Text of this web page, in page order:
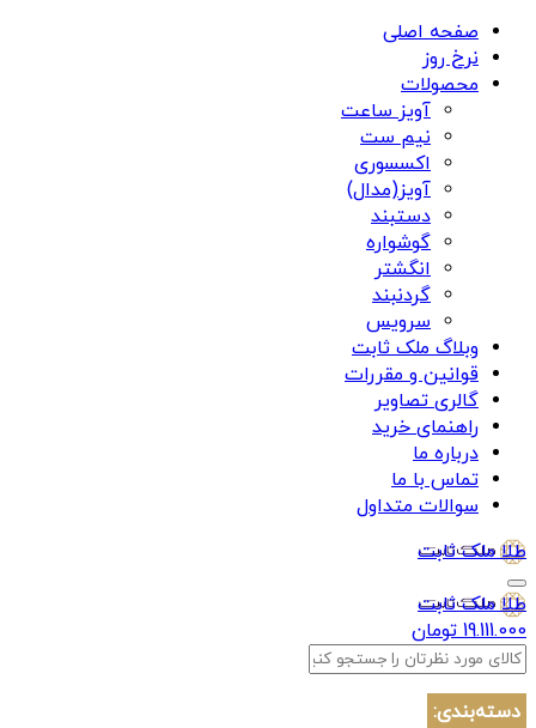
صفحه اصلی
نرخ روز
محصولات
آویز ساعت
نیم ست
اکسسوری
آویز(مدال)
دستبند
گوشواره
انگشتر
گردنبند
سرویس
وبلاگ ملک ثابت
قوانین و مقررات
گالری تصاویر
راهنمای خرید
درباره ما
تماس با ما
سوالات متداول
طلا ملک ثابت
طلا ملک ثابت
19.111.000 تومان
دسته‌بندی: